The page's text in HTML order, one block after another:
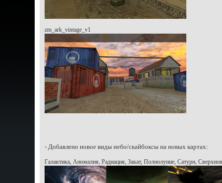
zm_ark_vintage_v1
- Добавлено новое виды небо/скайбоксы на новых картах:
Галактика, Аномалия, Радиация, Закат, Полнолуние, Сатурн,